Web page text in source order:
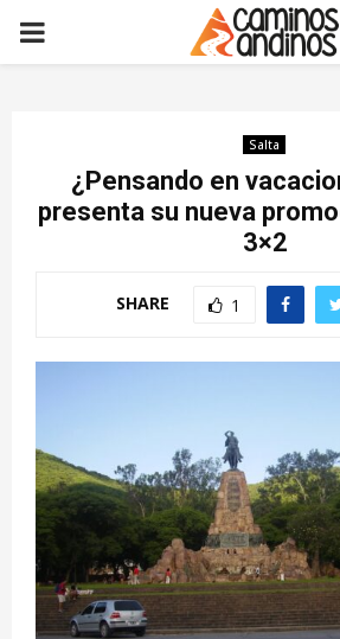
PRIMARY
Salta
¿Pensando en
presenta su nueva
3×2
SHARE 1